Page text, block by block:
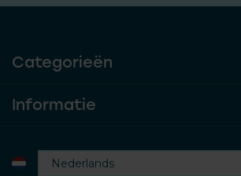
Categorieën
Informatie